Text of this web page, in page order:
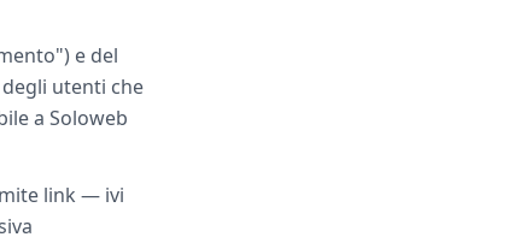
e del
utenti che
a Soloweb
link — ivi